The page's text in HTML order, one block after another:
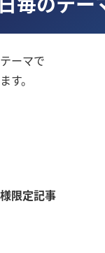
ーマで
す。
限定記事